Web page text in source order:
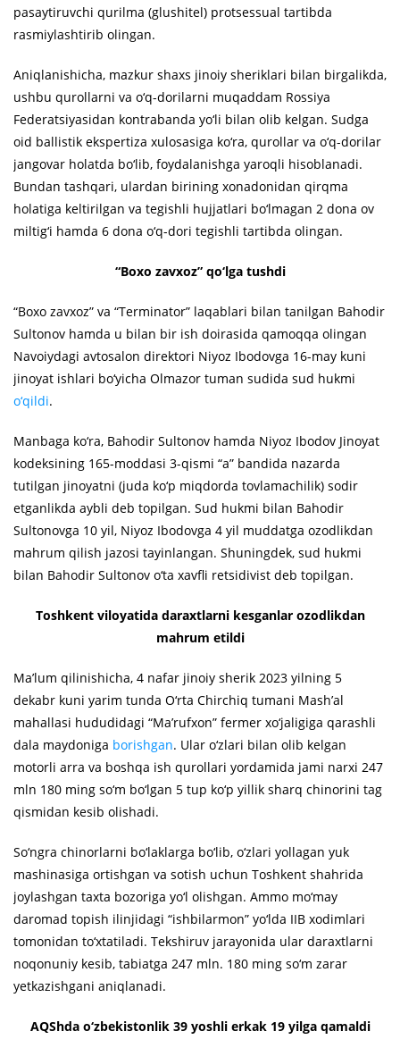
pasaytiruvchi qurilma (glushitel) protsessual tartibda
rasmiylashtirib olingan.
Aniqlanishicha, mazkur shaxs jinoiy sheriklari bilan birgalikda,
ushbu qurollarni va o‘q-dorilarni muqaddam Rossiya
Federatsiyasidan kontrabanda yo‘li bilan olib kelgan. Sudga
oid ballistik ekspertiza xulosasiga ko‘ra, qurollar va o‘q-dorilar
jangovar holatda bo‘lib, foydalanishga yaroqli hisoblanadi.
Bundan tashqari, ulardan birining xonadonidan qirqma
holatiga keltirilgan va tegishli hujjatlari bo‘lmagan 2 dona ov
miltig‘i hamda 6 dona o‘q-dori tegishli tartibda olingan.
“Boxo zavxoz” qo‘lga tushdi
“Boxo zavxoz” va “Terminator” laqablari bilan tanilgan Bahodir
Sultonov hamda u bilan bir ish doirasida qamoqqa olingan
Navoiydagi avtosalon direktori Niyoz Ibodovga 16-may kuni
jinoyat ishlari bo‘yicha Olmazor tuman sudida sud hukmi
o‘qildi.
Manbaga ko‘ra, Bahodir Sultonov hamda Niyoz Ibodov Jinoyat
kodeksining 165-moddasi 3-qismi “a” bandida nazarda
tutilgan jinoyatni (juda ko‘p miqdorda tovlamachilik) sodir
etganlikda aybli deb topilgan. Sud hukmi bilan Bahodir
Sultonovga 10 yil, Niyoz Ibodovga 4 yil muddatga ozodlikdan
mahrum qilish jazosi tayinlangan. Shuningdek, sud hukmi
bilan Bahodir Sultonov o‘ta xavfli retsidivist deb topilgan.
Toshkent viloyatida daraxtlarni kesganlar ozodlikdan
mahrum etildi
Ma’lum qilinishicha, 4 nafar jinoiy sherik 2023 yilning 5
dekabr kuni yarim tunda O‘rta Chirchiq tumani Mash’al
mahallasi hududidagi “Ma’rufxon” fermer xo‘jaligiga qarashli
dala maydoniga borishgan. Ular o‘zlari bilan olib kelgan
motorli arra va boshqa ish qurollari yordamida jami narxi 247
mln 180 ming so‘m bo‘lgan 5 tup ko‘p yillik sharq chinorini tag
qismidan kesib olishadi.
So‘ngra chinorlarni bo‘laklarga bo‘lib, o‘zlari yollagan yuk
mashinasiga ortishgan va sotish uchun Toshkent shahrida
joylashgan taxta bozoriga yo‘l olishgan. Ammo mo‘may
daromad topish ilinjidagi “ishbilarmon” yo‘lda IIB xodimlari
tomonidan to‘xtatiladi. Tekshiruv jarayonida ular daraxtlarni
noqonuniy kesib, tabiatga 247 mln. 180 ming so‘m zarar
yetkazishgani aniqlanadi.
AQShda o‘zbekistonlik 39 yoshli erkak 19 yilga qamaldi